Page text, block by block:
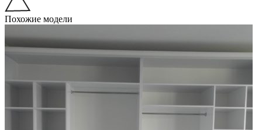
Похожие модели